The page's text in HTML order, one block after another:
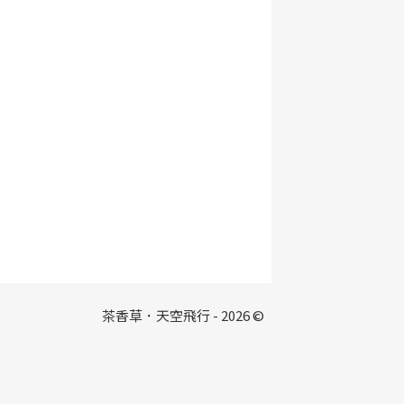
茶香草．天空飛行 - 2026 ©